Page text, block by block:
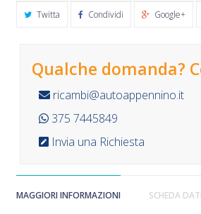
Twitta Condividi Google+
Qualche domanda?
ricambi@autoappennino.it
375 7445849
Invia una Richiesta
MAGGIORI INFORMAZIONI SCHEDA DATI